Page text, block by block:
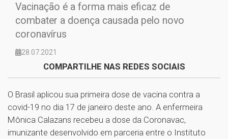
Vacinação é a forma mais eficaz de
combater a doença causada pelo novo
coronavírus
28.07.2021
COMPARTILHE NAS REDES SOCIAIS
O Brasil aplicou sua primeira dose de vacina contra a
covid-19 no dia 17 de janeiro deste ano. A enfermeira
Mônica Calazans recebeu a dose da Coronavac,
imunizante desenvolvido em parceria entre o Instituto